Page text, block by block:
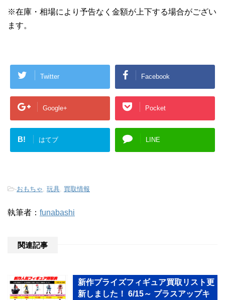
※在庫・相場により予告なく金額が上下する場合がござい
ます。
Twitter Facebook
Google+ Pocket
B! はてブ LINE
-おもちゃ 玩具 買取情報
執筆者： funabashi
関連記事
新作プライズフィギュア買取リスト更
新しました！ 6/15～ プラスアップキ